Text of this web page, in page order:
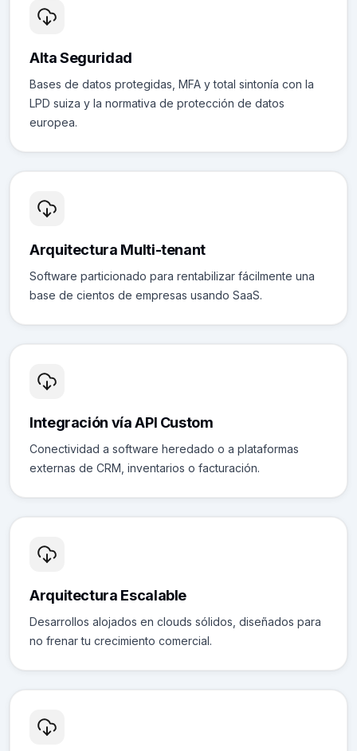
Alta Seguridad
Bases de datos protegidas, MFA y total sintonía con la
LPD suiza y la normativa de protección de datos
europea.
Arquitectura Multi-tenant
Software particionado para rentabilizar fácilmente una
base de cientos de empresas usando SaaS.
Integración vía API Custom
Conectividad a software heredado o a plataformas
externas de CRM, inventarios o facturación.
Arquitectura Escalable
Desarrollos alojados en clouds sólidos, diseñados para
no frenar tu crecimiento comercial.